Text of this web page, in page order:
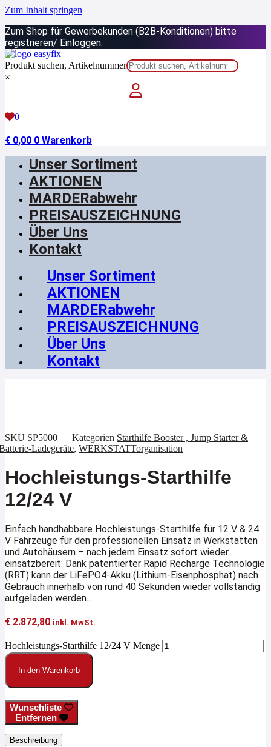
Zum Inhalt springen
Zum Shop für Gewerbekunden (B2B-Konditionen) bitte
registrieren/ Einloggen.
Produkt suchen, Artikelnummer
×
0
€ 0,00 0 Warenkorb
Unser Sortiment
AKTIONEN
MARDERabwehr
PREISAUSZEICHNUNG
Über Uns
Kontakt
Unser Sortiment
AKTIONEN
MARDERabwehr
PREISAUSZEICHNUNG
Über Uns
Kontakt
SKU SP5000 Kategorien Starthilfe Booster , Jump Starter &
Ladegeräte, WERKSTATTorganisation
Hochleistungs-Starthilfe
12/24 V
Einfach handhabbare Hochleistungs-Starthilfe für 12 V & 24
V Fahrzeuge für den professionellen Einsatz in Werkstätten
und Autohäusern – nach jedem Einsatz sofort wieder
einsatzbereit: Dank patentierter Rapid Recharge Technologie
(RRT) kann der LiFePO4-Akku (Lithium-Eisenphosphat) nach
Gebrauch innerhalb von rund 40 Sekunden wieder vollständig
aufgeladen werden..
€ 2.872,80 inkl. MwSt.
Hochleistungs-Starthilfe 12/24 V Menge
In den Warenkorb
Wunschliste
Entfernen
Beschreibung